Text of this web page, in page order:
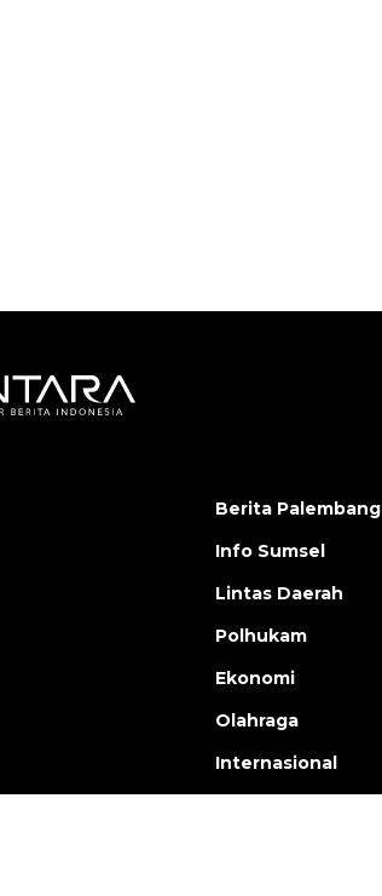
Berita Palembang
Info Sumsel
Lintas Daerah
Polhukam
Ekonomi
Olahraga
Internasional